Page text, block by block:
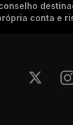
conta e